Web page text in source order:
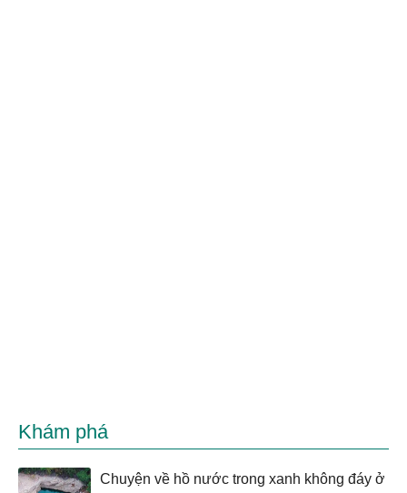
Khám phá
Chuyện về hồ nước trong xanh không đáy ở